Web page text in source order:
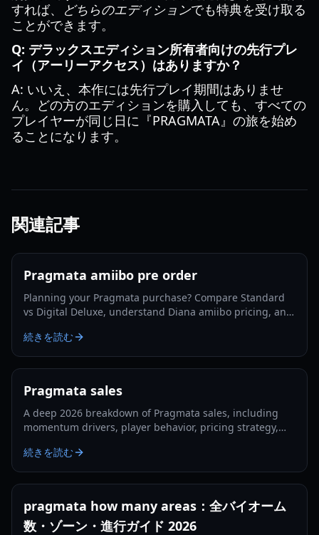
すれば、
どちらのエディションでも特典を受け取る
ことができます。
Q: デラックスエディション所有者向けの先行プレ
イ（アーリーアクセス）はありますか？
A: いいえ、本作には先行プレイ期間はありませ
ん。どの方のエディションを購入しても、すべての
プレイヤーが同じ日に『PRAGMATA』の旅を始め
ることになります。
関連記事
Pragmata amiibo pre order
Planning your Pragmata purchase? Compare Standard
vs Digital Deluxe, understand Diana amiibo pricing, and
続きを読む
Pragmata sales
A deep 2026 breakdown of Pragmata sales, including
momentum drivers, player behavior, pricing strategy,
続きを読む
pragmata how many areas：全バイオーム
数・ゾーン・進行ガイド 2026